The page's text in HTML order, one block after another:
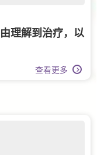
理解到治疗，以
查看更多